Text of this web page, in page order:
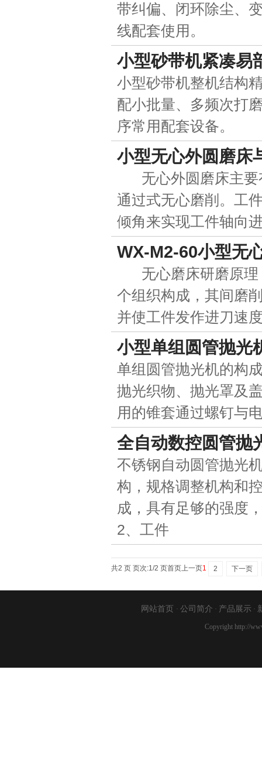
带纠偏、闭环除尘、
线配套使用。
小型砂带机紧凑易
小型砂带机整机结构
配小批量、多频次打
序常用配套设备。
小型无心外圆磨床
无心外圆磨床主要
通过式无心磨削。工
倾角来实现工件轴向
WX-M2-60小型无
无心磨床研磨原理
个组织构成，其间磨
并使工件发作进刀速
小型单组圆管抛光
单组圆管抛光机的构
抛光织物、抛光罩及
用的锥套通过螺钉与
全自动数控圆管抛
不锈钢自动圆管抛光
构，规格调整机构和
成，具有足够的强度
2、工件
共2 页 页次:1/2 页首页上一页1 2 下一页
网站首页 · 公司简介 · 产品展示 ·
Copyright http://